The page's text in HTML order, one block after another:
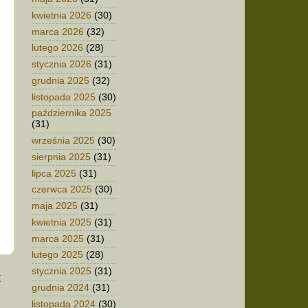
kwietnia 2026 (30)
marca 2026 (32)
lutego 2026 (28)
stycznia 2026 (31)
grudnia 2025 (32)
listopada 2025 (30)
października 2025
(31)
września 2025 (30)
sierpnia 2025 (31)
lipca 2025 (31)
czerwca 2025 (30)
maja 2025 (31)
kwietnia 2025 (31)
marca 2025 (31)
lutego 2025 (28)
stycznia 2025 (31)
grudnia 2024 (31)
listopada 2024 (30)